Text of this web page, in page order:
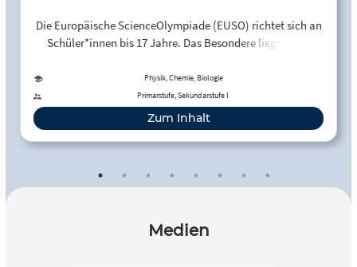
Die Europäische ScienceOlympiade (EUSO) richtet sich an
Schüler*innen bis 17 Jahre. Das Besondere liegt in der
praktischer Aufgaben in Dreier-Teams.
Physik, Chemie, Biologie
Primarstufe, Sekundarstufe I
Zum Inhalt
Medien